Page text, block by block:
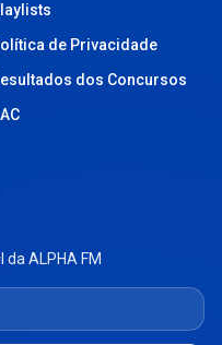
de Privacidade
dos Concursos
ALPHA FM